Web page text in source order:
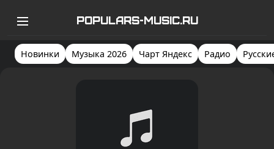
POPULARS-MUSIC.RU
Новинки Музыка 2026 Чарт Яндекс Радио